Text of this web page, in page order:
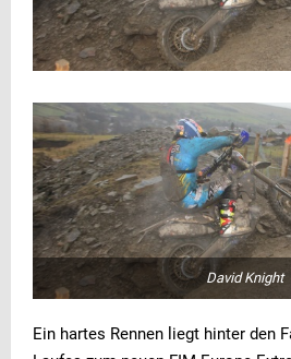
David Knight
Ein hartes Rennen liegt hinter den